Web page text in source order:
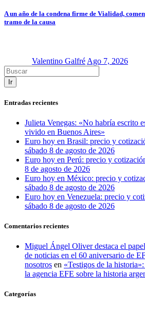
A un año de la condena firme de Vialidad,
tramo de la causa
Valentino Galfré Ago 7, 2026
Ir
Entradas recientes
Julieta Venegas: «No habría escrito
vivido en Buenos Aires»
Euro hoy en Brasil: precio y
sábado 8 de agosto de 2026
Euro hoy en Perú: precio y
8 de agosto de 2026
Euro hoy en México: precio y
sábado 8 de agosto de 2026
Euro hoy en Venezuela: precio y
sábado 8 de agosto de 2026
Comentarios recientes
Miguel Ángel Oliver destaca el
de noticias en el 60 aniversario de
nosotros en «Testigos de la
la agencia EFE sobre la historia
Categorías